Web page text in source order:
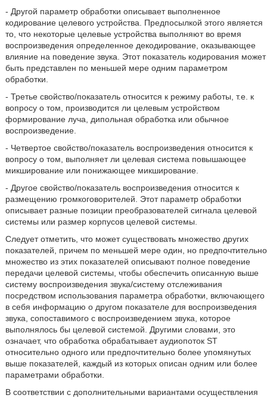
- Другой параметр обработки описывает выполненное
кодирование целевого устройства. Предпосылкой этого является
то, что некоторые целевые устройства выполняют во время
воспроизведения определенное декодирование, оказывающее
влияние на поведение звука. Этот показатель кодирования может
быть представлен по меньшей мере одним параметром
обработки.
- Третье свойство/показатель относится к режиму работы, т.е. к
вопросу о том, производится ли целевым устройством
формирование луча, дипольная обработка или обычное
воспроизведение.
- Четвертое свойство/показатель воспроизведения относится к
вопросу о том, выполняет ли целевая система повышающее
микширование или понижающее микширование.
- Другое свойство/показатель воспроизведения относится к
размещению громкоговорителей. Этот параметр обработки
описывает разные позиции преобразователей сигнала целевой
системы или размер корпусов целевой системы.
Следует отметить, что может существовать множество других
показателей, причем по меньшей мере один, но предпочтительно
множество из этих показателей описывают полное поведение
передачи целевой системы, чтобы обеспечить описанную выше
систему воспроизведения звука/систему отслеживания
посредством использования параметра обработки, включающего
в себя информацию о другом показателе для воспроизведения
звука, сопоставимого с воспроизведением звука, которое
выполнялось бы целевой системой. Другими словами, это
означает, что обработка обрабатывает аудиопоток ST
относительно одного или предпочтительно более упомянутых
выше показателей, каждый из которых описан одним или более
параметрами обработки.
В соответствии с дополнительными вариантами осуществления